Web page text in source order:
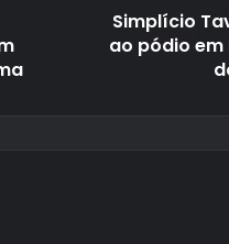
arranque
Simplício
ao pódio